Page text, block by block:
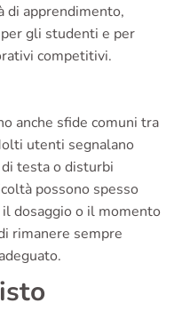
di apprendimento,
gli studenti e per
competitivi.
anche sfide comuni tra
utenti segnalano
testa o disturbi
possono spesso
dosaggio o il momento
rimanere sempre